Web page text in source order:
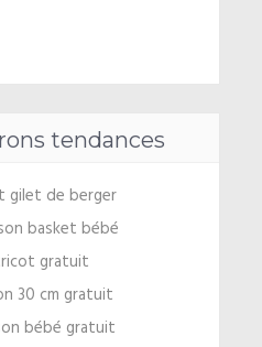
tendances
gilet de berger
basket bébé
gratuit
30 cm gratuit
bébé gratuit